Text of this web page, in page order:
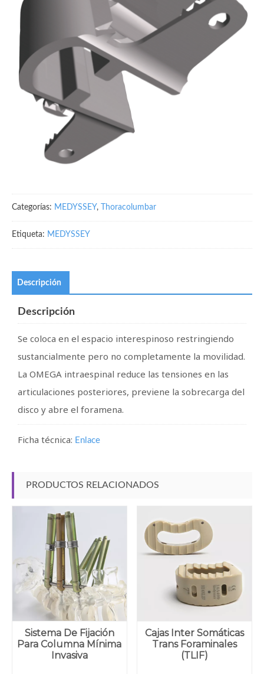
Categorías: MEDYSSEY, Thoracolumbar
Etiqueta: MEDYSSEY
Descripción
Descripción
Se coloca en el espacio interespinoso restringiendo
sustancialmente pero no completamente la movilidad.
La OMEGA intraespinal reduce las tensiones en las
articulaciones posteriores, previene la sobrecarga del
disco y abre el foramena.
Ficha técnica: Enlace
PRODUCTOS RELACIONADOS
Sistema De Fijación
Para Columna Mínima
Invasiva
Cajas Inter Somáticas
Trans Foraminales
(TLIF)